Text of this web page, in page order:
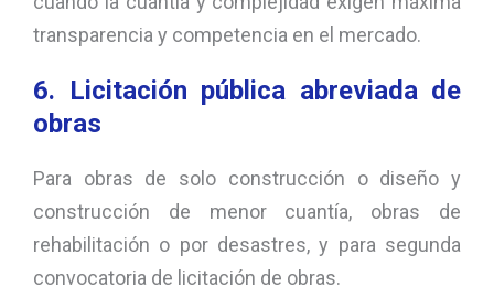
transparencia y competencia en el mercado.
6. Licitación pública abreviada de
obras
Para obras de solo construcción o diseño y
construcción de menor cuantía, obras de
rehabilitación o por desastres, y para segunda
convocatoria de licitación de obras.